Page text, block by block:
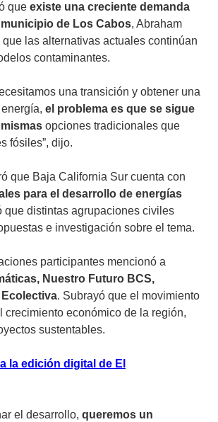
que existe una creciente demanda
de Los Cabos, Abraham
las alternativas actuales continúan
contaminantes.
una transición y obtener una
el problema es que se sigue
opciones tradicionales que
fósiles”, dijo.
que Baja California Sur cuenta con
para el desarrollo de energías
que distintas agrupaciones civiles
e investigación sobre el tema.
participantes mencionó a
Nuestro Futuro BCS,
. Subrayó que el movimiento
crecimiento económico de la región,
sustentables.
la edición digital de El
el desarrollo, queremos un